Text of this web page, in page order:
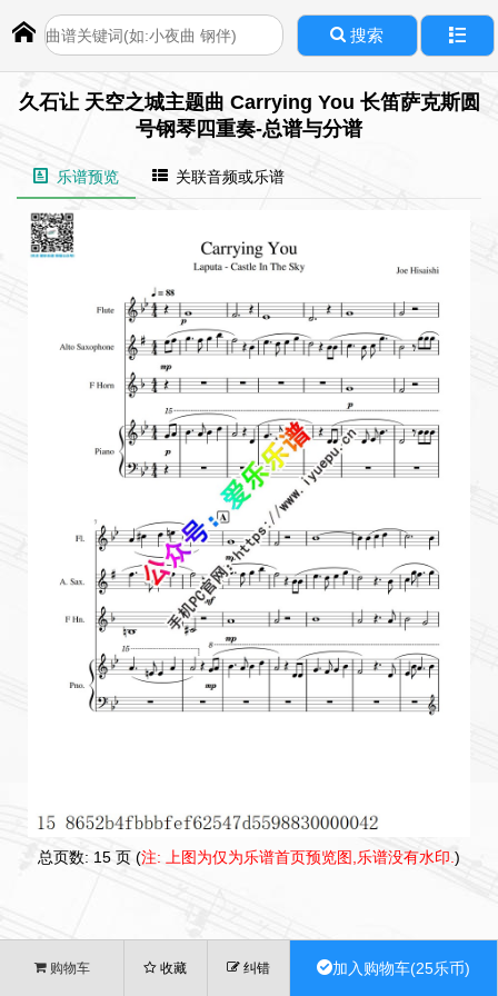
搜索
久石让 天空之城主题曲 Carrying You 长笛萨克斯圆
号钢琴四重奏-总谱与分谱
乐谱预览 关联音频或乐谱
总页数: 15 页 (注: 上图为仅为乐谱首页预览图,乐谱没有水印. )
购物车 收藏 纠错 加入购物车(25乐币)